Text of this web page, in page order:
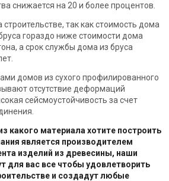
снижается на 20 и более процентов.
так как стоимость дома
гораздо ниже стоимости дома
а срок службы дома из бруса
домов из сухого профилированного
отсутствие деформаций
сейсмоустойчивость за счет
какого материала хотите построить
является производителем
изделий из древесины, наши
для вас все чтобы удовлетворить
и создадут любые